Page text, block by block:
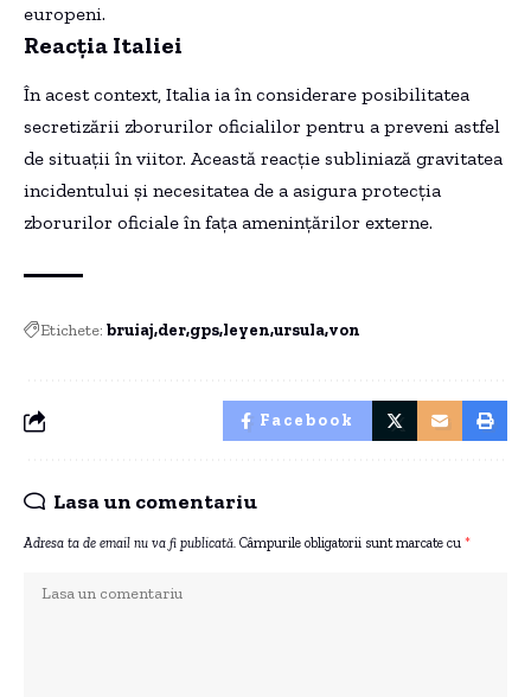
europeni.
Reacția Italiei
În acest context, Italia ia în considerare posibilitatea
secretizării zborurilor oficialilor pentru a preveni astfel
de situații în viitor. Această reacție subliniază gravitatea
incidentului și necesitatea de a asigura protecția
zborurilor oficiale în fața amenințărilor externe.
Etichete: bruiaj der gps leyen ursula von
Facebook
Lasa un comentariu
Adresa ta de email nu va fi publicată. Câmpurile obligatorii sunt marcate cu *